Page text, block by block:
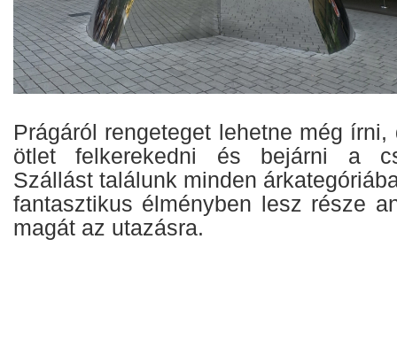
Prágáról rengeteget lehetne még
ötlet felkerekedni és bejárni a
Szállást találunk minden
fantasztikus élményben lesz része
magát az utazásra.